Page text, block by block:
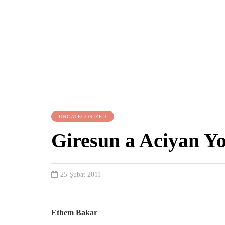
UNCATEGORIZED
Giresun a Aciyan
25 Şubat 2011
Ethem Bakar